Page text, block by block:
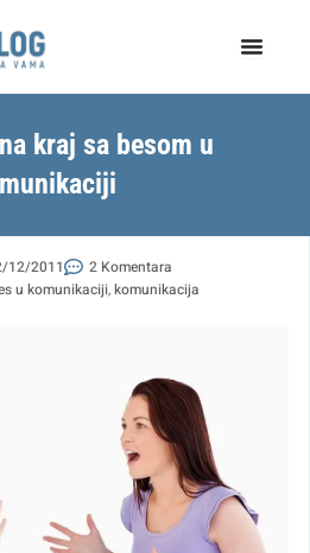
kraj sa besom u
12/2011
2 Komentara
u komunikaciji,komunikacija